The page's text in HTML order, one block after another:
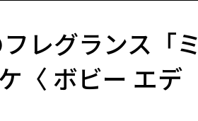
レグランス「ミ
〈 ボビー エデ